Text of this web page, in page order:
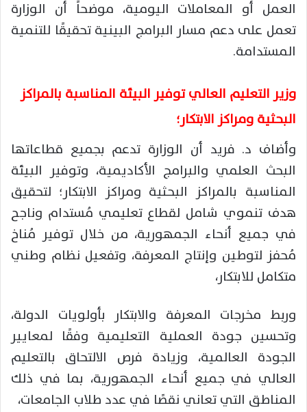
العمل أو المعاملات اليومية، موضحاً أن الوزارة
تعمل على دعم مسار البرامج البينية تحقيقًا للتنمية
المستدامة.
وزير التعليم العالي توفير البيئة المناسبة بالمراكز
البحثية ومراكز الابتكار؛
وأضاف د. فريد أن الوزارة تدعم بجميع قطاعاتها
البحث العلمي والبرامج الأكاديمية، وتوفير البيئة
المناسبة بالمراكز البحثية ومراكز الابتكار؛ لتحقيق
هدف تنموي شامل لقطاع تعليمي مُستدام وناجح
في جميع أنحاء الجمهورية، من خلال توفير مُناخ
مُحفز لتوطين وإنتاج المعرفة، وتفعيل نظام وطني
متكامل للابتكار،
وربط مخرجات المعرفة والابتكار بأولويات الدولة،
وتحسين جودة العملية التعليمية وفقًا لمعايير
الجودة العالمية، وزيادة فرص الالتحاق بالتعليم
العالي في جميع أنحاء الجمهورية، بما في ذلك
المناطق التي تعاني نقصًا في عدد طلاب الجامعات،